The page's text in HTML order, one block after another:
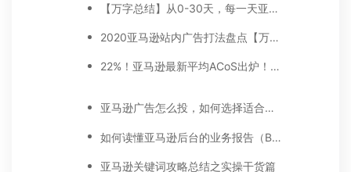
【万字总结】从0-30天，每一天亚马逊广告打造技巧真实案例细节分享
2020亚马逊站内广告打法盘点【万字好文】
22%！亚马逊最新平均ACoS出炉！这三步做好，ACoS优化差不了！
亚马逊广告怎么投，如何选择适合你的广告模式？
如何读懂亚马逊后台的业务报告（Business report)
亚马逊关键词攻略总结之实操干货篇